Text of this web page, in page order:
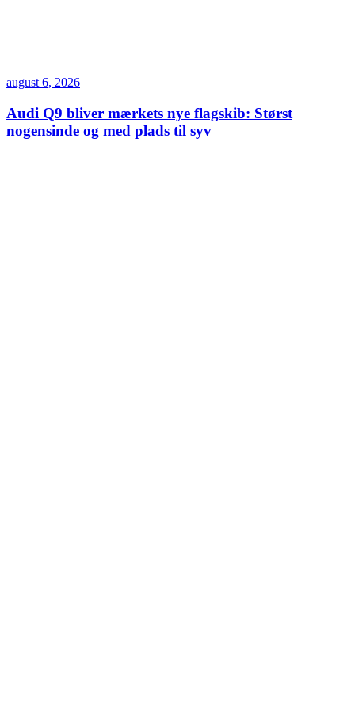
august 6, 2026
Audi Q9 bliver mærkets nye flagskib: Størst
nogensinde og med plads til syv